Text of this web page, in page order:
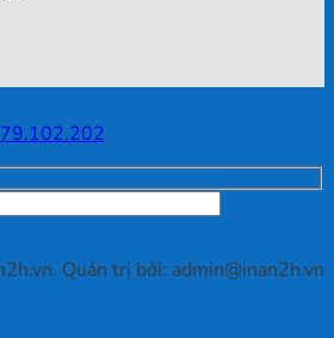
Quản trị bởi: admin@inan2h.vn